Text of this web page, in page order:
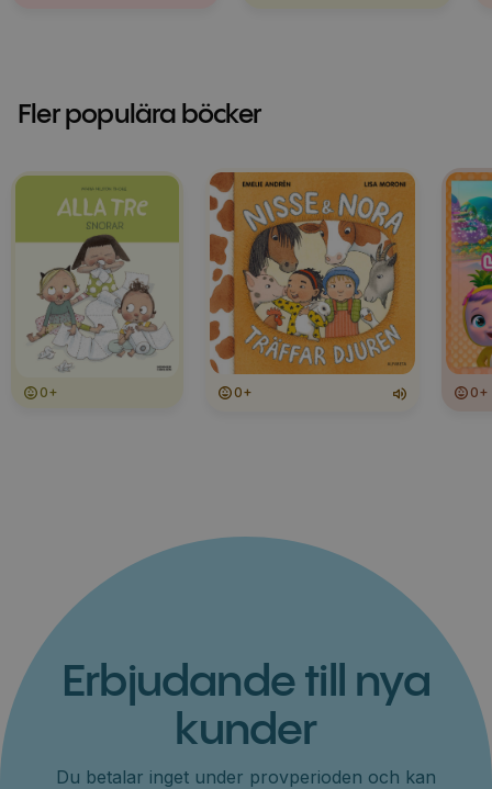
Fler populära böcker
0+ 0+ 0+
Erbjudande till nya
kunder
Du betalar inget under provperioden och kan